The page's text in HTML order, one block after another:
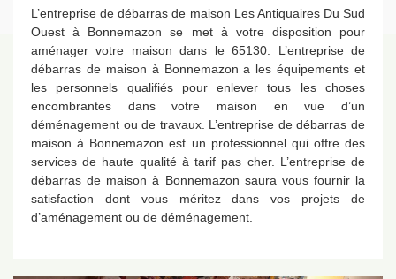
L’entreprise de débarras de maison Les Antiquaires Du Sud
Ouest à Bonnemazon se met à votre disposition pour
aménager votre maison dans le 65130. L’entreprise de
débarras de maison à Bonnemazon a les équipements et
les personnels qualifiés pour enlever tous les choses
encombrantes dans votre maison en vue d’un
déménagement ou de travaux. L’entreprise de débarras de
maison à Bonnemazon est un professionnel qui offre des
services de haute qualité à tarif pas cher. L’entreprise de
débarras de maison à Bonnemazon saura vous fournir la
satisfaction dont vous méritez dans vos projets de
d’aménagement ou de déménagement.